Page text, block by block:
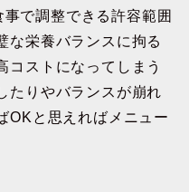
で調整できる許容範囲
な栄養バランスに拘る
コストになってしまう
たりやバランスが崩れ
OKと思えればメニュー